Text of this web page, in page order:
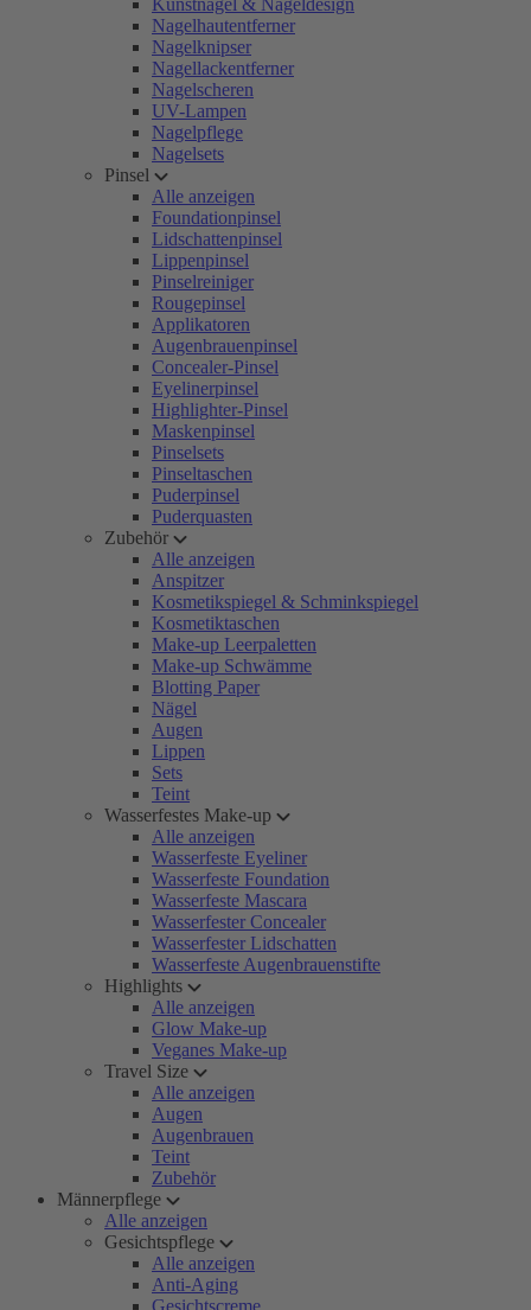
Kunstnägel & Nageldesign
Nagelhautentferner
Nagelknipser
Nagellackentferner
Nagelscheren
UV-Lampen
Nagelpflege
Nagelsets
Pinsel
Alle anzeigen
Foundationpinsel
Lidschattenpinsel
Lippenpinsel
Pinselreiniger
Rougepinsel
Applikatoren
Augenbrauenpinsel
Concealer-Pinsel
Eyelinerpinsel
Highlighter-Pinsel
Maskenpinsel
Pinselsets
Pinseltaschen
Puderpinsel
Puderquasten
Zubehör
Alle anzeigen
Anspitzer
Kosmetikspiegel & Schminkspiegel
Kosmetiktaschen
Make-up Leerpaletten
Make-up Schwämme
Blotting Paper
Nägel
Augen
Lippen
Sets
Teint
Wasserfestes Make-up
Alle anzeigen
Wasserfeste Eyeliner
Wasserfeste Foundation
Wasserfeste Mascara
Wasserfester Concealer
Wasserfester Lidschatten
Wasserfeste Augenbrauenstifte
Highlights
Alle anzeigen
Glow Make-up
Veganes Make-up
Travel Size
Alle anzeigen
Augen
Augenbrauen
Teint
Zubehör
Männerpflege
Alle anzeigen
Gesichtspflege
Alle anzeigen
Anti-Aging
Gesichtscreme